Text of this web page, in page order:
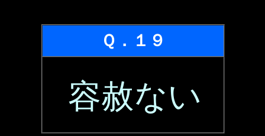
Ｑ．１９
容赦ない